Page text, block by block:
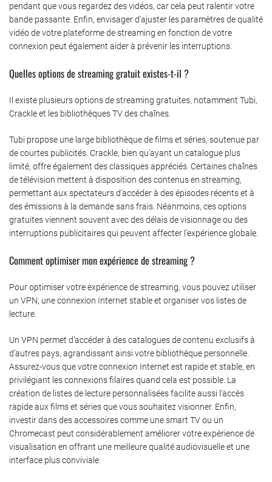
pendant que vous regardez des vidéos, car cela peut ralentir votre
bande passante. Enfin, envisager d’ajuster les paramètres de qualité
vidéo de votre plateforme de streaming en fonction de votre
connexion peut également aider à prévenir les interruptions.
Quelles options de streaming gratuit existes-t-il ?
Il existe plusieurs options de streaming gratuites, notamment Tubi,
Crackle et les bibliothèques TV des chaînes.
Tubi propose une large bibliothèque de films et séries, soutenue par
de courtes publicités. Crackle, bien qu’ayant un catalogue plus
limité, offre également des classiques appréciés. Certaines chaînes
de télévision mettent à disposition des contenus en streaming,
permettant aux spectateurs d’accéder à des épisodes récents et à
des émissions à la demande sans frais. Néanmoins, ces options
gratuites viennent souvent avec des délais de visionnage ou des
interruptions publicitaires qui peuvent affecter l’expérience globale.
Comment optimiser mon expérience de streaming ?
Pour optimiser votre expérience de streaming, vous pouvez utiliser
un VPN, une connexion Internet stable et organiser vos listes de
lecture.
Un VPN permet d’accéder à des catalogues de contenu exclusifs à
d’autres pays, agrandissant ainsi votre bibliothèque personnelle.
Assurez-vous que votre connexion Internet est rapide et stable, en
privilégiant les connexions filaires quand cela est possible. La
création de listes de lecture personnalisées facilite aussi l’accès
rapide aux films et séries que vous souhaitez visionner. Enfin,
investir dans des accessoires comme une smart TV ou un
Chromecast peut considérablement améliorer votre expérience de
visualisation en offrant une meilleure qualité audiovisuelle et une
interface plus conviviale.